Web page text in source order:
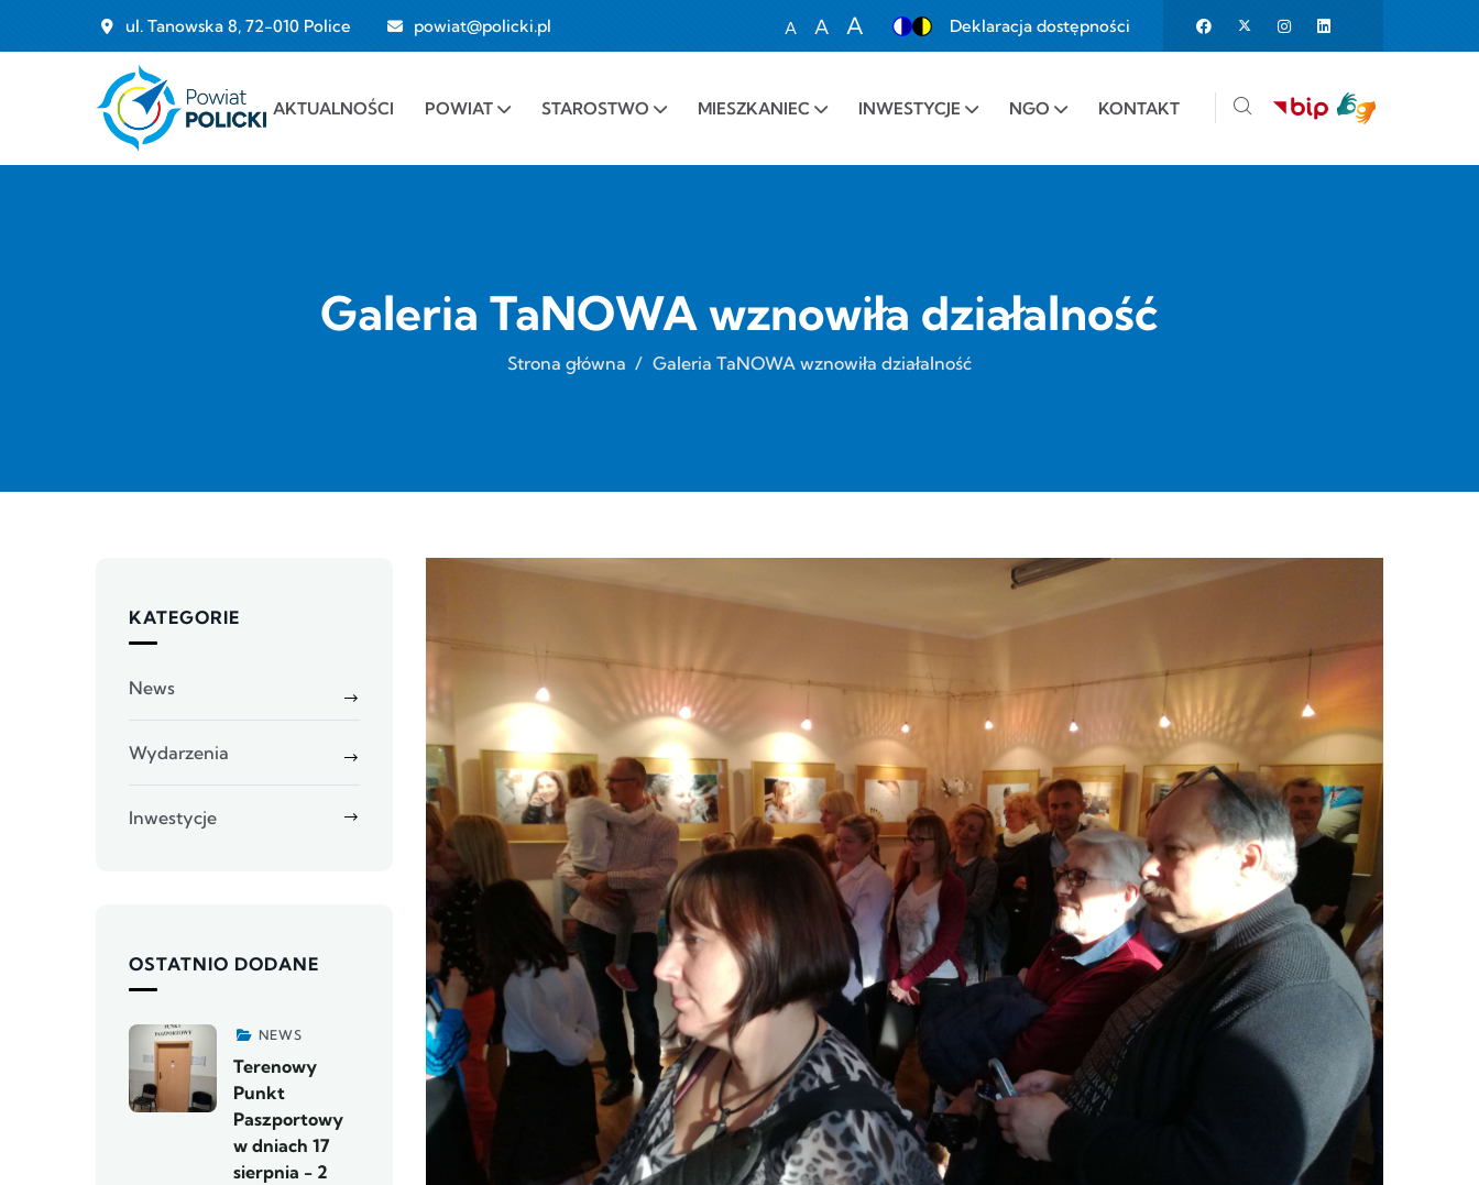
Przejdź do treści
ul. Tanowska 8, 72-010 Police powiat@policki.pl
A
Set font size to 100%
A
A
Deklaracja dostępności
AKTUALNOŚCI POWIAT STAROSTWO MIESZKANIEC INWESTYCJE NGO KONTAKT
Galeria TaNOWA wznowiła działalność
Strona główna / Galeria TaNOWA wznowiła działalność
KATEGORIE
News
Wydarzenia
Inwestycje
OSTATNIO DODANE
NEWS
Terenowy
Punkt
Paszportowy
w dniach 17
sierpnia - 2